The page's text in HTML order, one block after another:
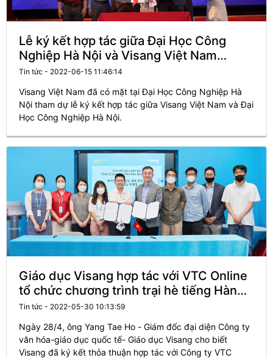
Lễ ký kết hợp tác giữa Đại Học Công
Nghiệp Hà Nội và Visang Việt Nam
(KLaSS)
Tin tức - 2022-06-15 11:46:14
Visang Việt Nam đã có mặt tại Đại Học Công Nghiệp Hà
Nội tham dự lễ ký kết hợp tác giữa Visang Việt Nam và Đại
Học Công Nghiệp Hà Nội.
Giáo dục Visang hợp tác với VTC Online
tổ chức chương trình trại hè tiếng Hàn
cho đối tượng học sinh người Việt Nam
Tin tức - 2022-05-30 10:13:59
Ngày 28/4, ông Yang Tae Ho - Giám đốc đại diện Công ty
văn hóa-giáo dục quốc tế- Giáo dục Visang cho biết
Visang đã ký kết thỏa thuận hợp tác với Công ty VTC